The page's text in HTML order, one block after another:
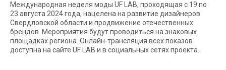
Международная неделя моды UF LAB, проходящая с 19 по
23 августа 2024 года, нацелена на развитие дизайнеров
Свердловской области и продвижение отечественных
брендов. Мероприятия будут проводиться на знаковых
площадках региона. Онлайн-трансляция всех показов
доступна на сайте UF LAB и в социальных сетях проекта.